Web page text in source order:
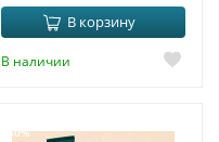
В корзину
В наличии
-50%